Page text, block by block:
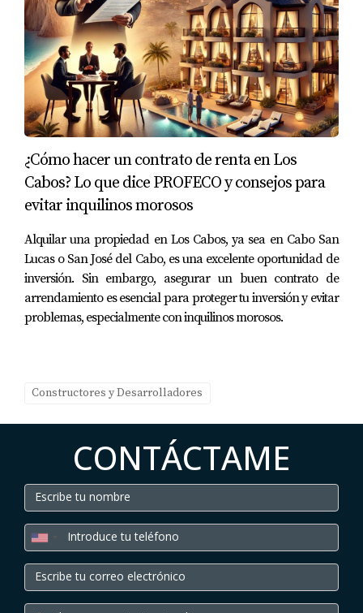
¿Cómo hacer un contrato de renta en Los
Cabos? Lo que dice PROFECO y consejos para
evitar inquilinos morosos
Alquilar una propiedad en Los Cabos, ya sea en Cabo San
Lucas o San José del Cabo, es una excelente oportunidad de
inversión. Sin embargo, asegurar un buen contrato de
arrendamiento es esencial para proteger tu inversión y evitar
problemas, especialmente con inquilinos morosos.
Constructores y Desarrolladores
CONTÁCTAME